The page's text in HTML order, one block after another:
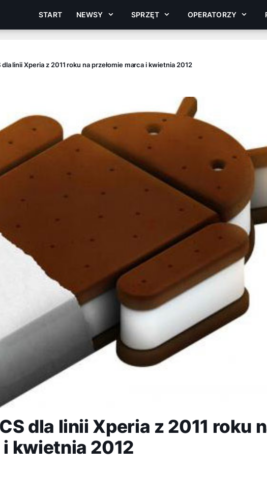
START NEWSY SPRZĘT OPERATORZY
linii Xperia z 2011 roku na przełomie marca i kwietnia 2012
dla linii Xperia z 2011 roku
i kwietnia 2012